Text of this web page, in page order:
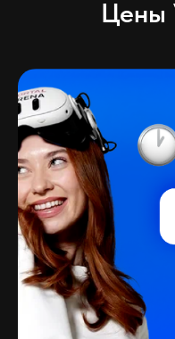
Цены